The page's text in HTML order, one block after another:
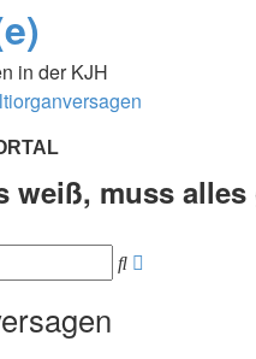
in der KJH
weiß, muss
Suche